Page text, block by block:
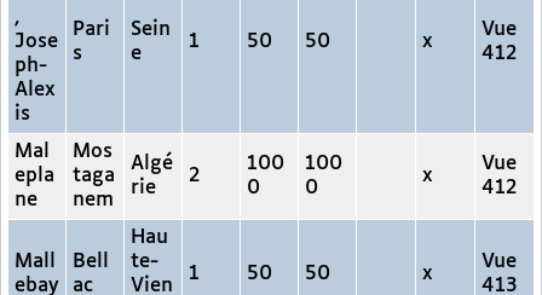
,
Jose
ph-
Alex
is
Pari
s
Sein
e
1 50 50 x
Vue
412
Mal
epla
ne
Mos
taga
nem
Algé
rie
2
100
0
100
0
x
Vue
412
Mall
ebay
Bell
ac
Hau
te-
Vien
1 50 50 x
Vue
413